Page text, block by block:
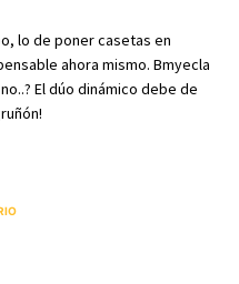
lo de poner casetas en
ahora mismo. Bmyecla
El dúo dinámico debe de